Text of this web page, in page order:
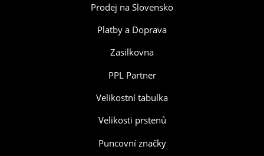
Prodej na Slovensko
Platby a Doprava
Zasilkovna
PPL Partner
Velikostní tabulka
Velikosti prstenů
Puncovní značky